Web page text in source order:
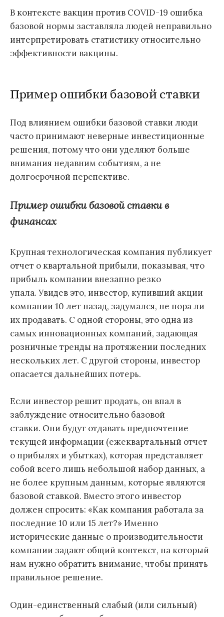
В контексте вакцин против COVID-19 ошибка
базовой нормы заставляла людей неправильно
интерпретировать статистику относительно
эффективности вакцины.
Пример ошибки базовой ставки
Под влиянием ошибки базовой ставки люди
часто принимают неверные инвестиционные
решения, потому что они уделяют больше
внимания недавним событиям, а не
долгосрочной перспективе.
Пример ошибки базовой ставки в
финансах
Крупная технологическая компания публикует
отчет о квартальной прибыли, показывая, что
прибыль компании внезапно резко
упала. Увидев это, инвестор, купивший акции
компании 10 лет назад, задумался, не пора ли
их продавать. С одной стороны, это одна из
самых инновационных компаний, задающая
розничные тренды на протяжении последних
нескольких лет. С другой стороны, инвестор
опасается дальнейших потерь.
Если инвестор решит продать, он впал в
заблуждение относительно базовой
ставки. Они будут отдавать предпочтение
текущей информации (ежеквартальный отчет
о прибылях и убытках), которая представляет
собой всего лишь небольшой набор данных, а
не более крупным данным, которые являются
базовой ставкой. Вместо этого инвестор
должен спросить: «Как компания работала за
последние 10 или 15 лет?» Именно
исторические данные о производительности
компании задают общий контекст, на который
нам нужно обратить внимание, чтобы принять
правильное решение.
Один-единственный слабый (или сильный)